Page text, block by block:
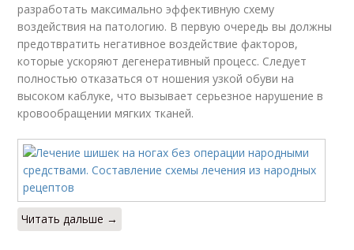
разработать максимально эффективную схему
воздействия на патологию. В первую очередь вы должны
предотвратить негативное воздействие факторов,
которые ускоряют дегенеративный процесс. Следует
полностью отказаться от ношения узкой обуви на
высоком каблуке, что вызывает серьезное нарушение в
кровообращении мягких тканей.
Читать дальше →